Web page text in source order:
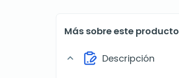
Más sobre este producto
expand_more Descripción